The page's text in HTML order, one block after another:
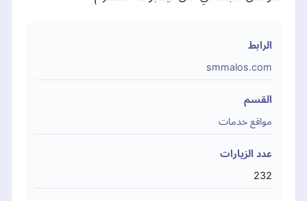
الرابط
smmalos.com
القسم
مواقع خدمات
عدد الزيارات
232